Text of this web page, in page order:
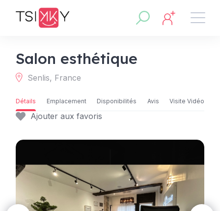
Salon esthétique
Senlis, France
Ajouter aux favoris
Détails Emplacement Disponibilités Avis Visite Vidéo